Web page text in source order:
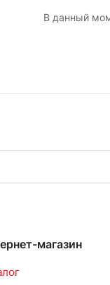
В данный
магазин